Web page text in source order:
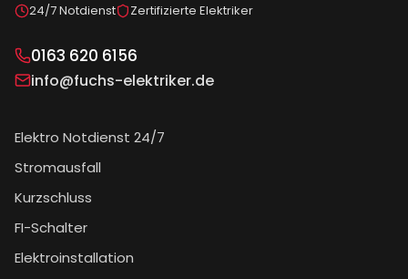
24/7 Notdienst Zertifizierte Elektriker
0163 620 6156
info@fuchs-elektriker.de
Elektro Notdienst 24/7
Stromausfall
Kurzschluss
FI-Schalter
Elektroinstallation